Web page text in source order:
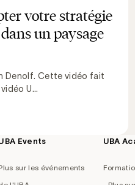
votre stratégie
un paysage
Denolf. Cette vidéo fait
U...
Events
sur les événements
UBA